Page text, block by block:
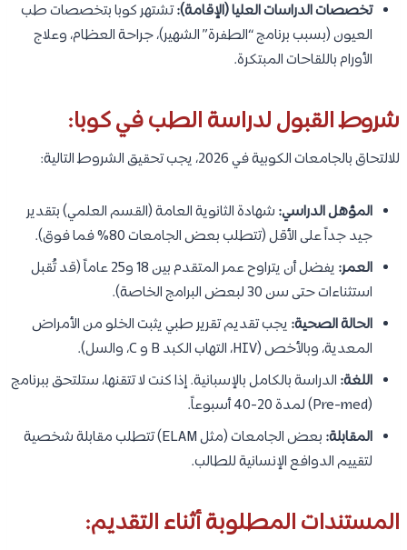
تخصصات الدراسات العليا (الإقامة):تشتهر كوبا بتخصصات طب
العيون (بسبب برنامج “الطفرة” الشهير)، جراحة العظام، وعلاج
الأورام باللقاحات المبتكرة.
شروط القبول لدراسة الطب في كوبا:
للالتحاق بالجامعات الكوبية في 2026، يجب تحقيق الشروط التالية:
المؤهل الدراسي: شهادة الثانوية العامة (القسم العلمي) بتقدير
جيد جداً على الأقل (تتطلب بعض الجامعات 80% فما فوق).
العمر:
يفضل أن يتراوح عمر المتقدم بين 18 و25 عاماً (قد تُقبل
استثناءات حتى سن 30 لبعض البرامج الخاصة).
الحالة الصحية: يجب تقديم تقرير طبي يثبت الخلو من الأمراض
المعدية، وبالأخص (HIV، التهاب الكبد B و C، والسل).
اللغة: الدراسة بالكامل بالإسبانية. إذا كنت لا تتقنها، ستلتحق ببرنامج
(Pre-med) لمدة 20-40 أسبوعاً.
المقابلة:
بعض الجامعات (مثل ELAM) تتطلب مقابلة شخصية
لتقييم الدوافع الإنسانية للطالب.
المستندات المطلوبة أثناء التقديم: